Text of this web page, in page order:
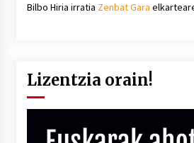
Bilbo Hiria irratia Zenbat Gara
Lizentzia orain!